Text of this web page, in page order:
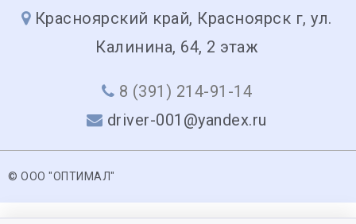
Красноярский край, Красноярск г, ул.
Калинина, 64, 2 этаж
8 (391) 214-91-14
driver-001@yandex.ru
© ООО "ОПТИМАЛ"